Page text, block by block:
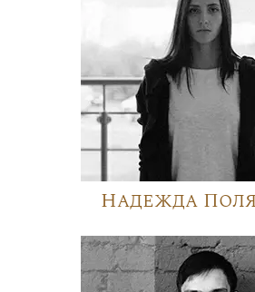
Надежда